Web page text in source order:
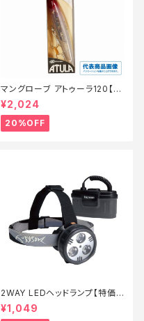
マングローブ アトゥーラ120【特
価ルアー】【20】
¥2,024
20%OFF
2WAY LEDヘッドランプ【特価
装備】【90】
¥1,049